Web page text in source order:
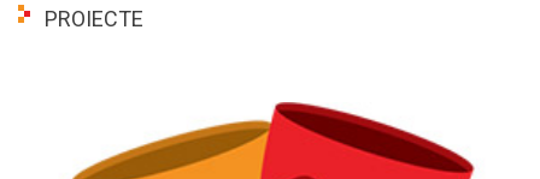
PROIECTE